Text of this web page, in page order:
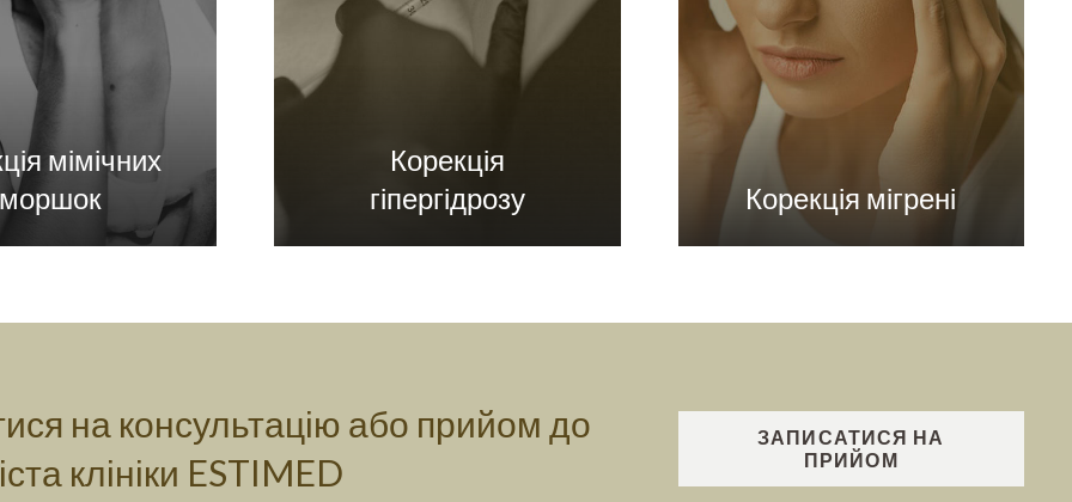
мімічних
Корекція
гіпергідрозу
Корекція мігрені
на консультацію або прийом до
клініки ESTIMED
ЗАПИСАТИСЯ НА
ПРИЙОМ